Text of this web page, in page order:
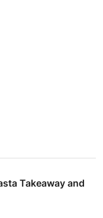
Takeaway and